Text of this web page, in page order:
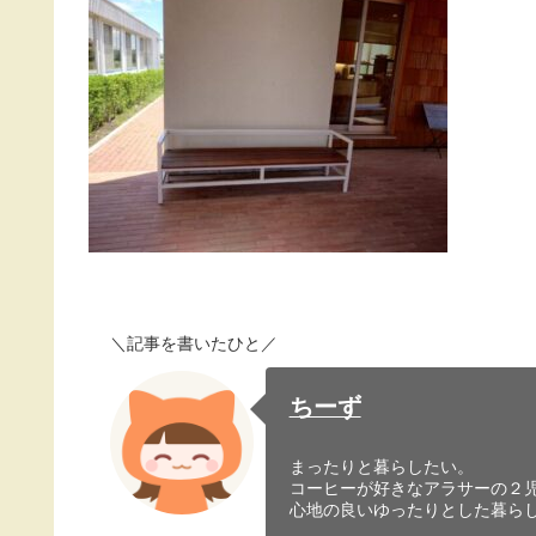
＼記事を書いたひと／
ちーず
まったりと暮らしたい。
コーヒーが好きなアラサーの２
心地の良いゆったりとした暮ら